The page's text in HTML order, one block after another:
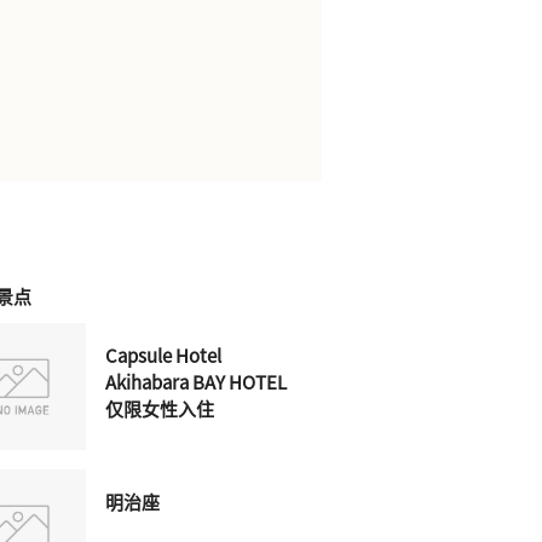
点
Capsule Hotel
Akihabara BAY HOTEL
仅限女性入住
明治座